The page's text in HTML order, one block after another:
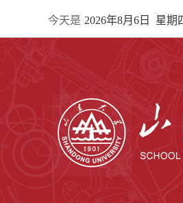
今天是 2026年8月6日 星期